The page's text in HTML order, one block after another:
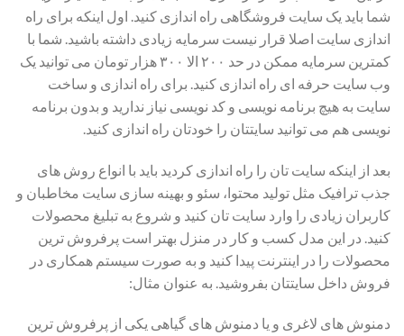
شما باید یک سایت فروشگاهی راه اندازی کنید. اول اینکه برای راه
اندازی سایت اصلا قرار نیست سرمایه زیادی داشته باشید. شما با
کمترین سرمایه ممکن در حد ۲۰۰ الا ۳۰۰ هزار تومان می توانید یک
وب سایت حرفه ای راه اندازی کنید. برای راه اندازی و ساخت
سایت به هیچ برنامه نویسی و کد نویسی نیاز ندارید و بدون برنامه
نویسی هم می توانید سایتتان را خودتان راه اندازی کنید.
بعد از اینکه سایت تان را راه اندازی کردید باید با انواع روش های
جذب ترافیک مثل تولید محتوا، سئو و بهینه سازی سایت مخاطبان و
کاربران زیادی را وارد سایت تان کنید و شروع به تبلیغ محصولات
کنید. در این مدل کسب و کار در منزل بهتر است پرفروش ترین
محصولات را در اینترنت پیدا کنید و به صورت سیستم همکاری در
فروش داخل سایتتان بفروشید. به عنوان مثال:
دمنوش های لاغری و یا دمنوش های گیاهی یکی از پرفروش ترین